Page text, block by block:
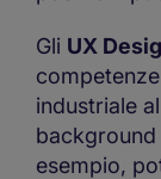
Gli UX
industriale
background
esempio,